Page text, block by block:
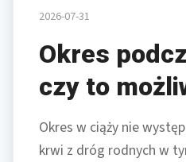
2026-07-31
Okres
czy to
Okres w ciąży nie
krwi z dróg rodnych w